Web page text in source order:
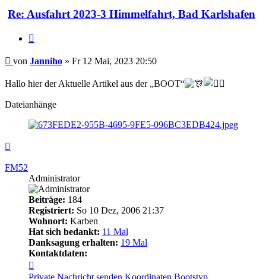
Re: Ausfahrt 2023-3 Himmelfahrt, Bad Karlshafen
Beitrag
von Janniho » Fr 12 Mai, 2023 20:50
Hallo hier der Aktuelle Artikel aus der „BOOT“
Dateianhänge
FM52
Administrator
Beiträge: 184
Registriert: So 10 Dez, 2006 21:37
Wohnort: Karben
Hat sich bedankt: 11 Mal
Danksagung erhalten: 19 Mal
Kontaktdaten:
von